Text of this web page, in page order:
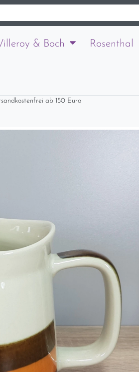
& Boch Rosenthal
ab 150 Euro